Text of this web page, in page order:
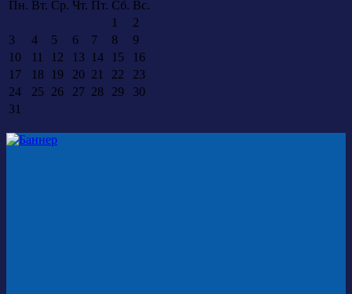
Пн. Вт. Ср. Чт. Пт. Сб. Вс.
1
2
3
4 5 6 7 8
9
10
11 12 13 14 15
16
17
18 19 20 21 22
23
24
25 26 27 28 29
30
31